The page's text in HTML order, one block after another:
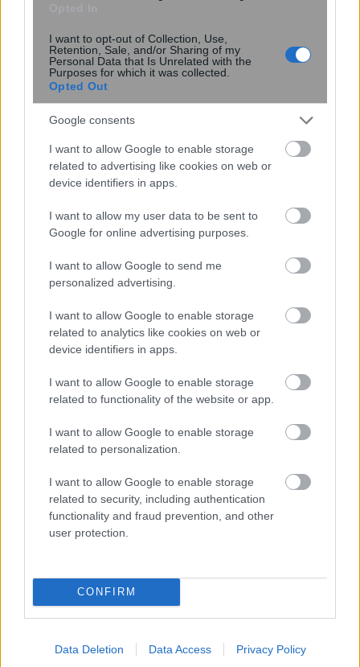
I want to opt-out of Collection, Use,
Retention, Sale, and/or Sharing of my
Personal Data that Is Unrelated with the
Purposes for which it was collected.
Opted Out
Google consents
I want to allow Google to enable storage
related to advertising like cookies on web or
device identifiers in apps.
I want to allow my user data to be sent to
Google for online advertising purposes.
I want to allow Google to send me
personalized advertising.
I want to allow Google to enable storage
related to analytics like cookies on web or
device identifiers in apps.
I want to allow Google to enable storage
related to functionality of the website or app.
I want to allow Google to enable storage
related to personalization.
I want to allow Google to enable storage
related to security, including authentication
functionality and fraud prevention, and other
user protection.
CONFIRM
Data Deletion Data Access Privacy Policy
Έξυπνη συσκευασία υδρογέλης
δείχνει αν το φαγητό παραμένει
Η Anthropic βελτιώνει τα φίλτρα
ασφαλείας της βιολογίας του Claude
Fable 5 για τη μείωση των ψευδών
θετικών αποτελεσμάτων
περισσότερα